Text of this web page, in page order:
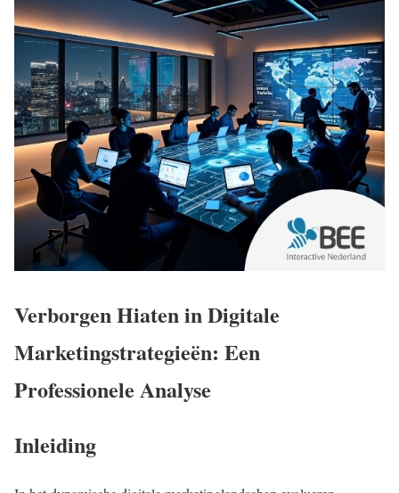
Verborgen Hiaten in Digitale
Marketingstrategieën: Een
Professionele Analyse
Inleiding